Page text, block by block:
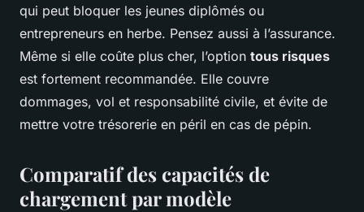
qui peut bloquer les jeunes diplômés ou
entrepreneurs en herbe. Pensez aussi à l’assurance.
Même si elle coûte plus cher, l’option tous risques
est fortement recommandée. Elle couvre
dommages, vol et responsabilité civile, et évite de
mettre votre trésorerie en péril en cas de pépin.
Comparatif des capacités de
chargement par modèle